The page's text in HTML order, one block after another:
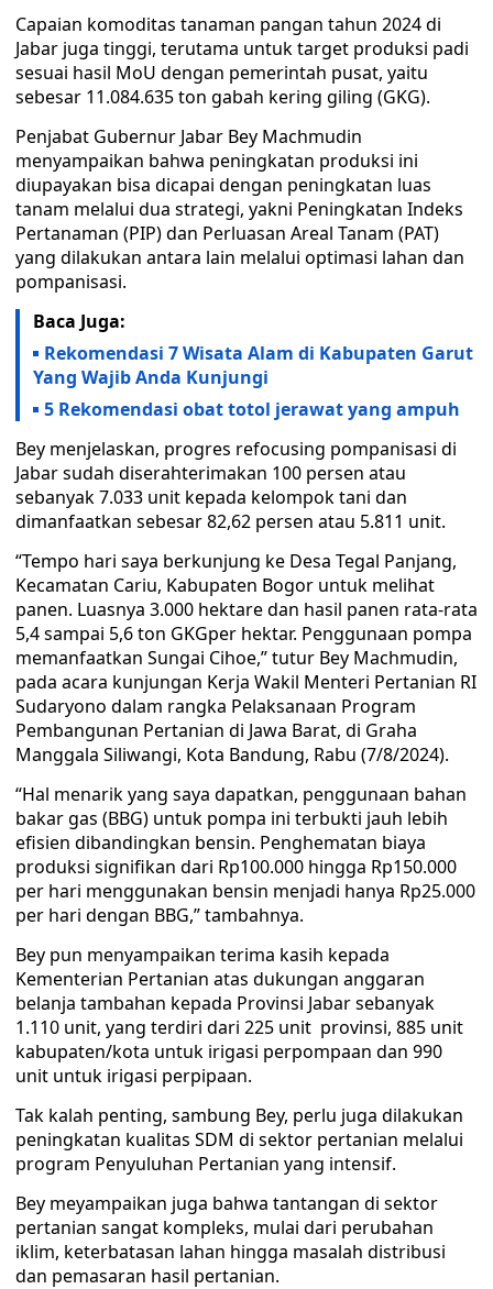
Capaian komoditas tanaman pangan tahun 2024 di
Jabar juga tinggi, terutama untuk target produksi padi
sesuai hasil MoU dengan pemerintah pusat, yaitu
sebesar 11.084.635 ton gabah kering giling (GKG).
Penjabat Gubernur Jabar Bey Machmudin
menyampaikan bahwa peningkatan produksi ini
diupayakan bisa dicapai dengan peningkatan luas
tanam melalui dua strategi, yakni Peningkatan Indeks
Pertanaman (PIP) dan Perluasan Areal Tanam (PAT)
yang dilakukan antara lain melalui optimasi lahan dan
pompanisasi.
Baca Juga:
Rekomendasi 7 Wisata Alam di Kabupaten Garut
Yang Wajib Anda Kunjungi
5 Rekomendasi obat totol jerawat yang ampuh
Bey menjelaskan, progres refocusing pompanisasi di
Jabar sudah diserahterimakan 100 persen atau
sebanyak 7.033 unit kepada kelompok tani dan
dimanfaatkan sebesar 82,62 persen atau 5.811 unit.
“Tempo hari saya berkunjung ke Desa Tegal Panjang,
Kecamatan Cariu, Kabupaten Bogor untuk melihat
panen. Luasnya 3.000 hektare dan hasil panen rata-rata
5,4 sampai 5,6 ton GKGper hektar. Penggunaan pompa
memanfaatkan Sungai Cihoe,” tutur Bey Machmudin,
pada acara kunjungan Kerja Wakil Menteri Pertanian RI
Sudaryono dalam rangka Pelaksanaan Program
Pembangunan Pertanian di Jawa Barat, di Graha
Manggala Siliwangi, Kota Bandung, Rabu (7/8/2024).
“Hal menarik yang saya dapatkan, penggunaan bahan
bakar gas (BBG) untuk pompa ini terbukti jauh lebih
efisien dibandingkan bensin. Penghematan biaya
produksi signifikan dari Rp100.000 hingga Rp150.000
per hari menggunakan bensin menjadi hanya Rp25.000
per hari dengan BBG,” tambahnya.
Bey pun menyampaikan terima kasih kepada
Kementerian Pertanian atas dukungan anggaran
belanja tambahan kepada Provinsi Jabar sebanyak
1.110 unit, yang terdiri dari 225 unit provinsi, 885 unit
kabupaten/kota untuk irigasi perpompaan dan 990
unit untuk irigasi perpipaan.
Tak kalah penting, sambung Bey, perlu juga dilakukan
peningkatan kualitas SDM di sektor pertanian melalui
program Penyuluhan Pertanian yang intensif.
Bey meyampaikan juga bahwa tantangan di sektor
pertanian sangat kompleks, mulai dari perubahan
iklim, keterbatasan lahan hingga masalah distribusi
dan pemasaran hasil pertanian.